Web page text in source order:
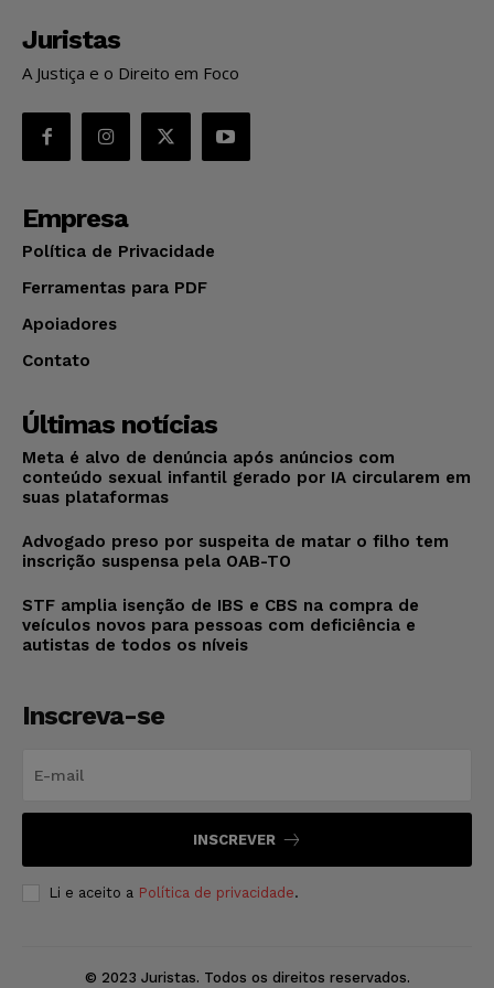
Juristas
A Justiça e o Direito em Foco
Empresa
Política de Privacidade
Ferramentas para PDF
Apoiadores
Contato
Últimas notícias
Meta é alvo de denúncia após anúncios com
conteúdo sexual infantil gerado por IA circularem em
suas plataformas
Advogado preso por suspeita de matar o filho tem
inscrição suspensa pela OAB-TO
STF amplia isenção de IBS e CBS na compra de
veículos novos para pessoas com deficiência e
autistas de todos os níveis
Inscreva-se
INSCREVER
Li e aceito a Política de privacidade.
© 2023 Juristas. Todos os direitos reservados.